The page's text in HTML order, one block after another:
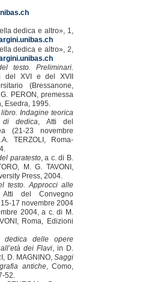
dedica e altro», 1,
dedica e altro», 2,
testo. Preliminari.
del XVI e del XVII
(Bressanone,
PERON, premessa
Esedra, 1995.
Indagine teorica
dedica, Atti del
(21-23 novembre
TERZOLI, Roma-
paratesto, a c. di B.
M. G. TAVONI,
Press, 2004.
testo. Approcci alle
del Convegno
17 novembre 2004
2004, a c. di M.
Roma, Edizioni
dedica delle opere
dei Flavi, in D.
D. MAGNINO, Saggi
antiche, Como,
52.